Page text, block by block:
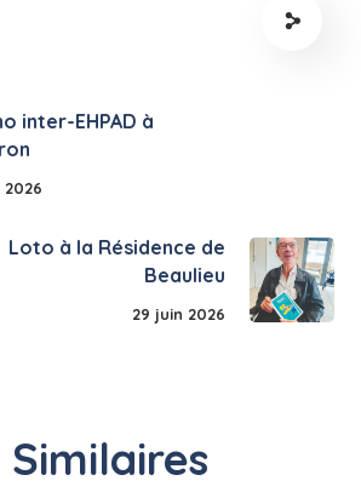
inter-EHPAD à
2026
Loto à la Résidence de
Beaulieu
29 juin 2026